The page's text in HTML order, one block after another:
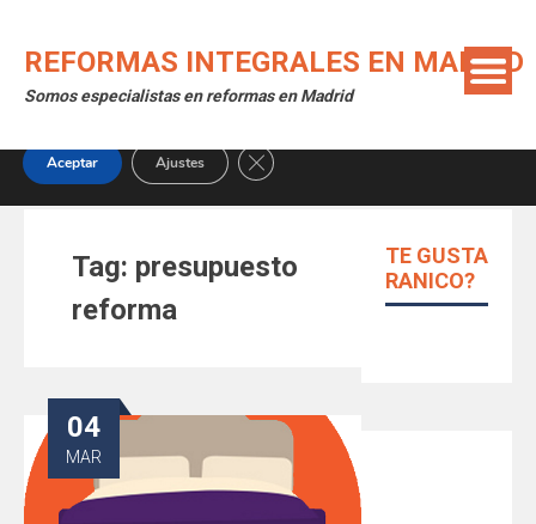
content
REFORMAS INTEGRALES EN MADRID
Somos especialistas en reformas en Madrid
Tag: presupuesto
reforma
04
MAR
TE GUSTA
RANICO?
nuestra web.
Puedes aprender más sobre qué cookies utilizamos o
desactivarlas en losajustes.
Aceptar Ajustes Close GDPR Cookie Banner